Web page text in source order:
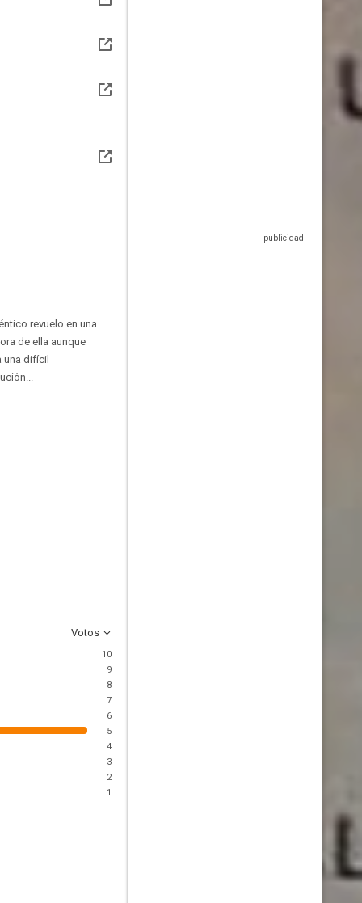
revuelo en una
de ella aunque
una difícil
Votos
10
9
8
7
6
5
4
3
2
1